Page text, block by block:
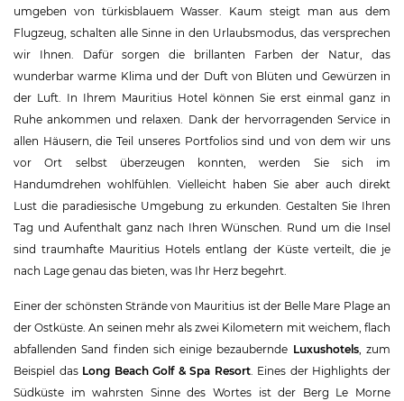
umgeben von türkisblauem Wasser. Kaum steigt man aus dem
Flugzeug, schalten alle Sinne in den Urlaubsmodus, das versprechen
wir Ihnen. Dafür sorgen die brillanten Farben der Natur, das
wunderbar warme Klima und der Duft von Blüten und Gewürzen in
der Luft. In Ihrem Mauritius Hotel können Sie erst einmal ganz in
Ruhe ankommen und relaxen. Dank der hervorragenden Service in
allen Häusern, die Teil unseres Portfolios sind und von dem wir uns
vor Ort selbst überzeugen konnten, werden Sie sich im
Handumdrehen wohlfühlen. Vielleicht haben Sie aber auch direkt
Lust die paradiesische Umgebung zu erkunden. Gestalten Sie Ihren
Tag und Aufenthalt ganz nach Ihren Wünschen. Rund um die Insel
sind traumhafte Mauritius Hotels entlang der Küste verteilt, die je
nach Lage genau das bieten, was Ihr Herz begehrt.
Einer der schönsten Strände von Mauritius ist der Belle Mare Plage an
der Ostküste. An seinen mehr als zwei Kilometern mit weichem, flach
abfallenden Sand finden sich einige bezaubernde Luxushotels, zum
Beispiel das Long Beach Golf & Spa Resort. Eines der Highlights der
Südküste im wahrsten Sinne des Wortes ist der Berg Le Morne